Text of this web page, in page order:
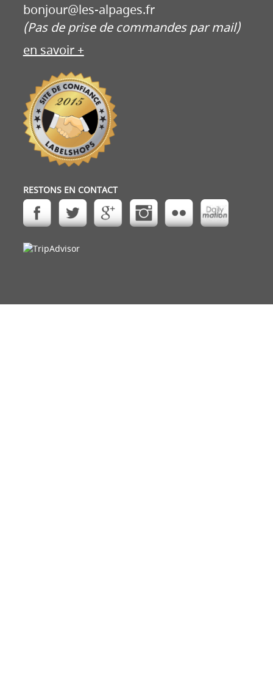
bonjour@les-alpages.fr
(Pas de prise de commandes par mail)
en savoir +
RESTONS EN CONTACT